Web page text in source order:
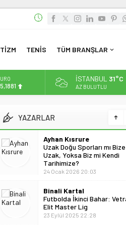
TENİS TÜM BRANŞLAR
6.660,55
DOLAR
İSTANBUL 31°C
AZ BULUTLU
YAZARLARAyhan Kısrure
Uzak Doğu Sporları mı Bize
Uzak, Yoksa Biz mi Kendi
Tarihimize?
24 Ocak 2026 20:03
Binali Kartal
Elit Master Lig
23 Eylül 2025 22:28